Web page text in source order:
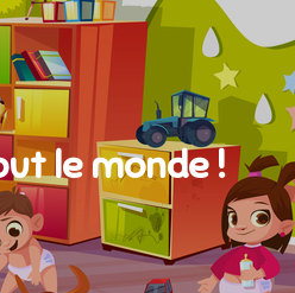
le monde !